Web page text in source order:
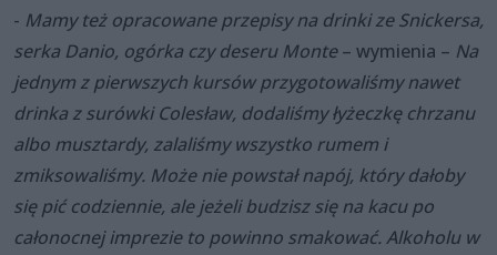
- Mamy też opracowane przepisy na drinki ze Snickersa,
serka Danio, ogórka czy deseru Monte– wymienia – Na
jednym z pierwszych kursów przygotowaliśmy nawet
drinka z surówki Colesław, dodaliśmy łyżeczkę chrzanu
albo musztardy, zalaliśmy wszystko rumem i
zmiksowaliśmy. Może nie powstał napój, który dałoby
się pić codziennie, ale jeżeli budzisz się na kacu po
całonocnej imprezie to powinno smakować. Alkoholu w